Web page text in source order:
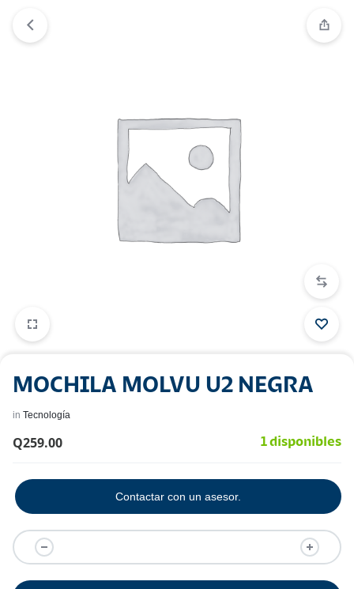
MOCHILA MOLVU U2 NEGRA
in Tecnología
Q259.00 1 disponibles
Contactar con un asesor.